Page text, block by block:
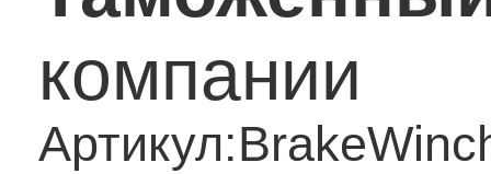
компании
Артикул: